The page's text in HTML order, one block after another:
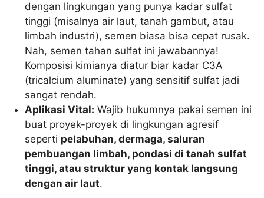
dengan lingkungan yang punya kadar sulfat
tinggi (misalnya air laut, tanah gambut, atau
limbah industri), semen biasa bisa cepat rusak.
Nah, semen tahan sulfat ini jawabannya!
Komposisi kimianya diatur biar kadar C3A
(tricalcium aluminate) yang sensitif sulfat jadi
sangat rendah.
Aplikasi Vital: Wajib hukumnya pakai semen ini
buat proyek-proyek di lingkungan agresif
seperti pelabuhan, dermaga, saluran
pembuangan limbah, pondasi di tanah sulfat
tinggi, atau struktur yang kontak langsung
dengan air laut.